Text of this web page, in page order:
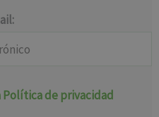
de privacidad